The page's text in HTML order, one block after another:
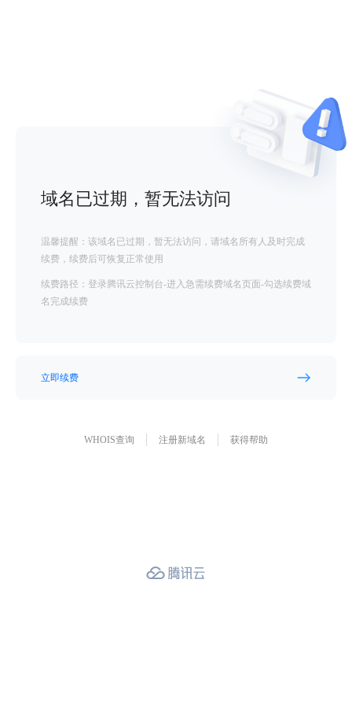
域名已过期，暂无法访问
温馨提醒：该域名已过期，暂无法访问，请域名所有人及时完成
续费，续费后可恢复正常使用
续费路径：登录腾讯云控制台-进入急需续费域名页面-勾选续费域
名完成续费
立即续费
WHOIS查询 注册新域名 获得帮助